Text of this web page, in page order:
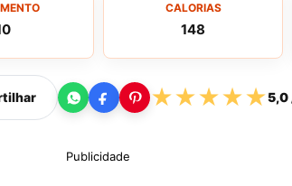
CALORIAS
148
★★★★★5,0
Publicidade